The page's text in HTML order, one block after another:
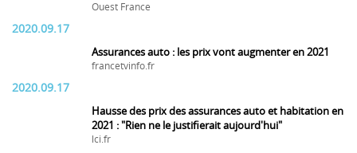
Ouest France
2020.09.17
Assurances auto : les prix vont augmenter en 2021
francetvinfo.fr
2020.09.17
Hausse des prix des assurances auto et habitation en
2021 : "Rien ne le justifierait aujourd'hui"
lci.fr